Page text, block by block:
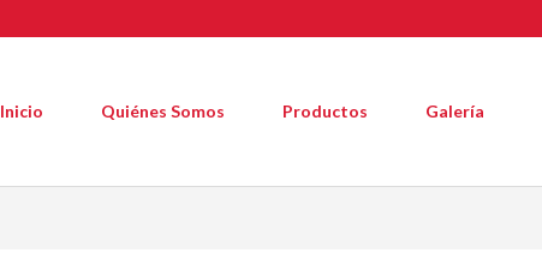
Inicio Quiénes Somos Productos Galería